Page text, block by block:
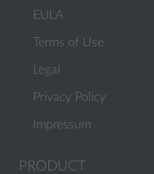
EULA
Terms of Use
Legal
Privacy Policy
Impressum
PRODUCT